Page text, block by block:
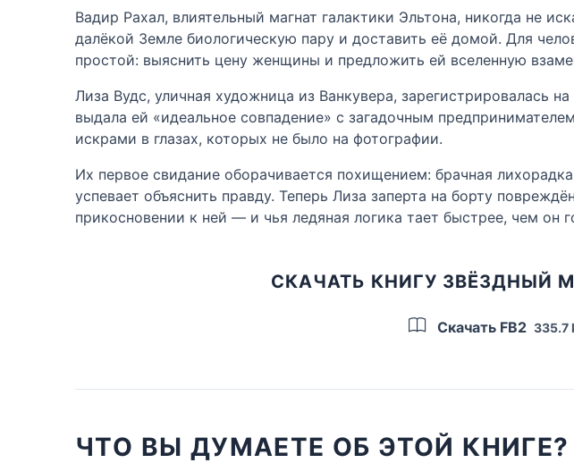
Вадир Рахал, влиятельный магнат галактики Эльтона, никогда не
далёкой Земле биологическую пару и доставить её домой. Для
простой: выяснить цену женщины и предложить ей вселенную
Лиза Вудс, уличная художница из Ванкувера, зарегистрировалась
выдала ей «идеальное совпадение» с загадочным
искрами в глазах, которых не было на фотографии.
Их первое свидание оборачивается похищением: брачная
успевает объяснить правду. Теперь Лиза заперта на борту
прикосновении к ней — и чья ледяная логика тает быстрее, чем он
СКАЧАТЬ КНИГУ ЗВЁЗДНЫЙ
Скачать FB2 335.7
ЧТО ВЫ ДУМАЕТЕ ОБ ЭТОЙ КНИГЕ?